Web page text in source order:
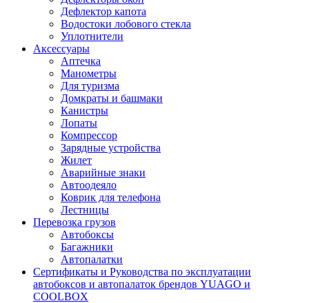
Дефлектор капота
Водостоки лобового стекла
Уплотнители
Аксессуары
Аптечка
Манометры
Для туризма
Домкраты и башмаки
Канистры
Лопаты
Компрессор
Зарядные устройства
Жилет
Аварийные знаки
Автоодеяло
Коврик для телефона
Лестницы
Перевозка грузов
Автобоксы
Багажники
Автопалатки
Сертификаты и Руководства по эксплуатации
автобоксов и автопалаток брендов YUAGO и
COOLBOX